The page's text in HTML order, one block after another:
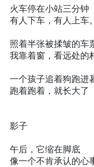
火车停在小站三分钟
有人下车，有人上车
照着半张被揉皱的车
我靠着窗，看远处的
一个孩子追着狗跑进
跑着跑着，就长大了
影子
午后，它缩在脚底
像一个不肯承认的心